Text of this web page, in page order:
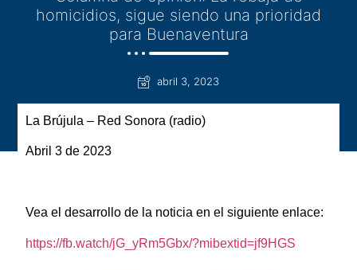
homicidios, sigue siendo una prioridad
para Buenaventura
abril 3, 2023
La Brújula – Red Sonora (radio)
Abril 3 de 2023
Vea el desarrollo de la noticia en el siguiente enlace:
https://fb.watch/jG_yRm5Gbx/?mibextid=jf9HGS